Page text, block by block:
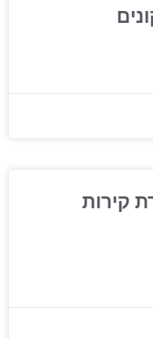
קירות